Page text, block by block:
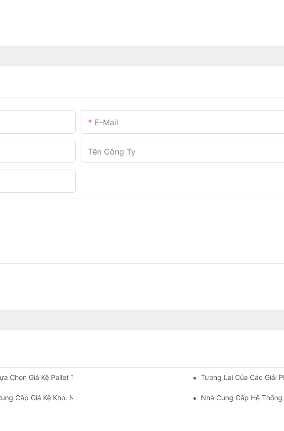
E-Mail
Tên Công Ty
Chọn Giá Kệ Pallet Tùy Chỉnh: Đáp Ứng Nhu Cầu Lưu Trữ Của BạnTương Lai Của Các Giải
Cấp Giá Kệ Kho: Những Điều Cần Lưu Ý Nhà Cung Cấp Hệ